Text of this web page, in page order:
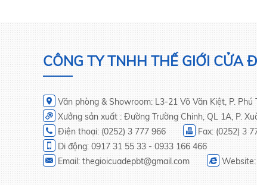
CÔNG TY TNHH THẾ GIỚI CỬA
Văn phòng & Showroom: L3-21 Võ Văn Kiệt, P. Phú
Xưởng sản xuất : Đường Trường Chinh, QL 1A, P.
Điện thoại: (0252) 3 777 966
Fax: (0252) 3
Di động: 0917 31 55 33 - 0933 166 466
Email: thegioicuadepbt@gmail.com